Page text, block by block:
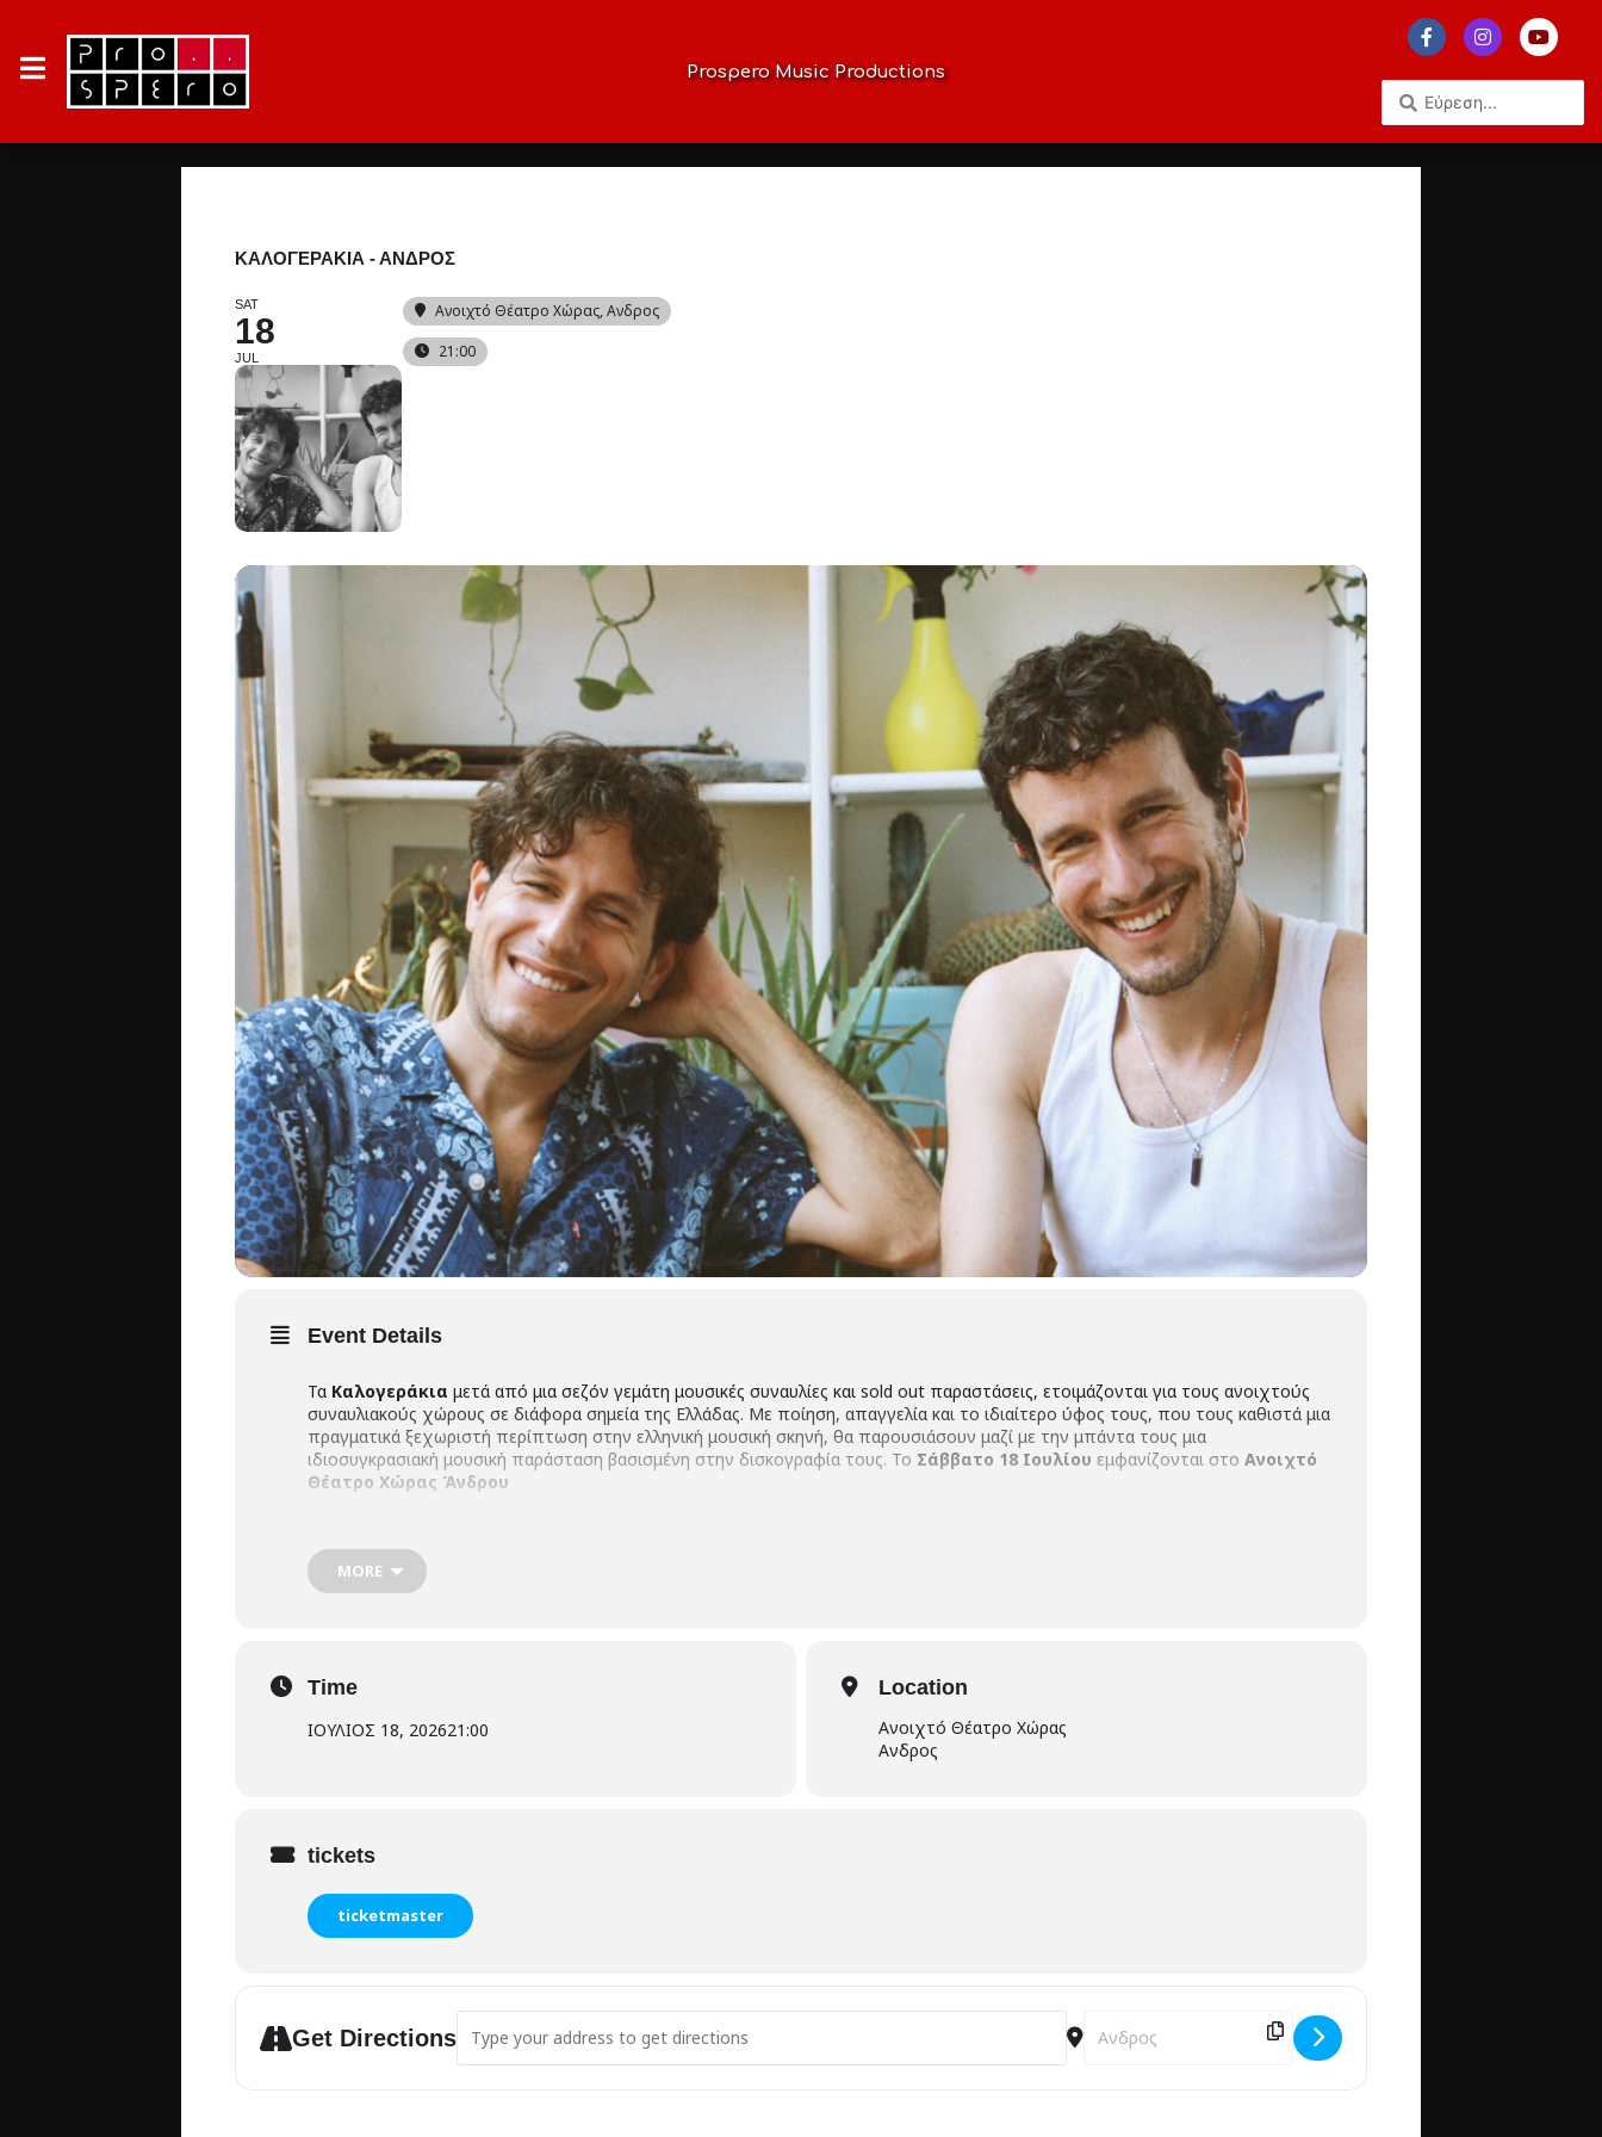
Prospero Music Productions
ΚΑΛΟΓΕΡΑΚΙΑ - ΑΝΔΡΟΣ
SAT
18
JUL
Ανοιχτό Θέατρο Χώρας, Ανδρος
21:00
Event Details
Τα Καλογεράκια μετά από μια σεζόν γεμάτη μουσικές συναυλίες και sold out παραστάσεις, ετοιμάζονται για τους ανοιχτούς
συναυλιακούς χώρους σε διάφορα σημεία της Ελλάδας. Με ποίηση, απαγγελία και το ιδιαίτερο ύφος τους, που τους καθιστά μια
πραγματικά ξεχωριστή περίπτωση στην ελληνική μουσική σκηνή, θα παρουσιάσουν μαζί με την μπάντα τους μια
ιδιοσυγκρασιακή μουσική παράσταση βασισμένη στην δισκογραφία τους. Το Σάββατο 18 Ιουλίου εμφανίζονται στο Ανοιχτό
Θέατρο Χώρας Άνδρου
Μιχάλης Καλογεράκης
και μαντολίνο /
MORE
Time
ΙΟΥΛΙΟΣ 18, 202621:00
Location
Ανοιχτό Θέατρο Χώρας
Ανδρος
tickets
ticketmaster
Get Directions
Destination Address - ΚΑΛΟΓΕΡΑΚΙΑ - ΑΝΔΡΟΣ [sGnXL0Ki2]